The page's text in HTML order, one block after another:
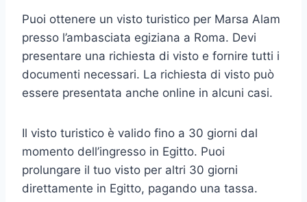
Puoi ottenere un visto turistico per Marsa Alam
presso l’ambasciata egiziana a Roma. Devi
presentare una richiesta di visto e fornire tutti i
documenti necessari. La richiesta di visto può
essere presentata anche online in alcuni casi.
Il visto turistico è valido fino a 30 giorni dal
momento dell’ingresso in Egitto. Puoi
prolungare il tuo visto per altri 30 giorni
direttamente in Egitto, pagando una tassa.